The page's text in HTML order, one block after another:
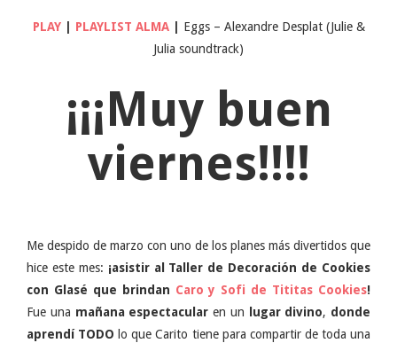
PLAY| PLAYLIST ALMA|
Eggs – Alexandre Desplat (Julie &
Julia soundtrack)
¡¡¡Muy buen
viernes!!!!
Me despido de marzo con uno de los planes más divertidos que
hice este mes: ¡asistir al Taller de Decoración de Cookies
con Glasé que brindan Caro y Sofi de Tititas Cookies!
Fue una mañana espectacular en un lugar divino, donde
aprendí TODO lo que Carito tiene para compartir de toda una